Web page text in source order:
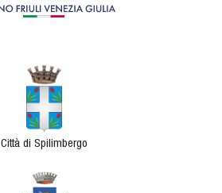
Città di Spilimbergo